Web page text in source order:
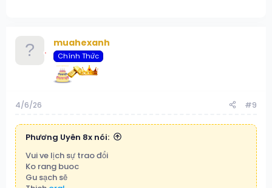
muahexanh
Chính Thức
4/6/26 #9
Phương Uyên 8x nói:
Vui ve lịch sự trao đổi
Ko rang buoc
Gu sạch sẽ